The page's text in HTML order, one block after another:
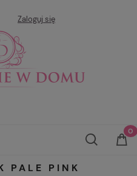
Zaloguj się
PALE PINK